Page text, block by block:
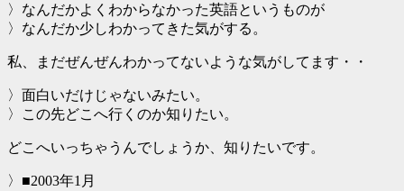
〉なんだかよくわからなかった英語というものが
〉なんだか少しわかってきた気がする。
私、まだぜんぜんわかってないような気がしてます・・
〉面白いだけじゃないみたい。
〉この先どこへ行くのか知りたい。
どこへいっちゃうんでしょうか、知りたいです。
〉■2003年1月